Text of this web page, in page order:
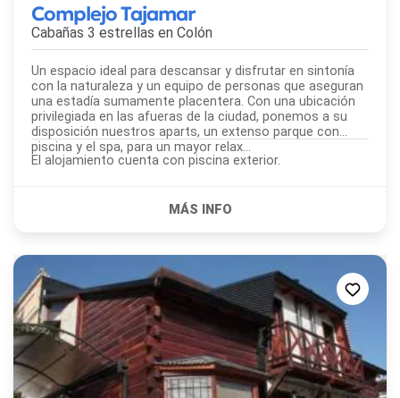
Complejo Tajamar
Cabañas 3 estrellas en Colón
Un espacio ideal para descansar y disfrutar en sintonía
con la naturaleza y un equipo de personas que aseguran
una estadía sumamente placentera. Con una ubicación
privilegiada en las afueras de la ciudad, ponemos a su
disposición nuestros aparts, un extenso parque con
piscina y el spa, para un mayor relax…
El alojamiento cuenta con piscina exterior.